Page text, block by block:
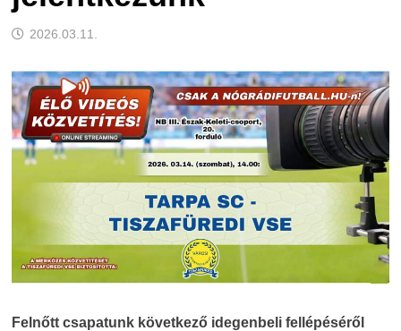
2026.03.11.
Felnőtt csapatunk következő idegenbeli fellépéséről